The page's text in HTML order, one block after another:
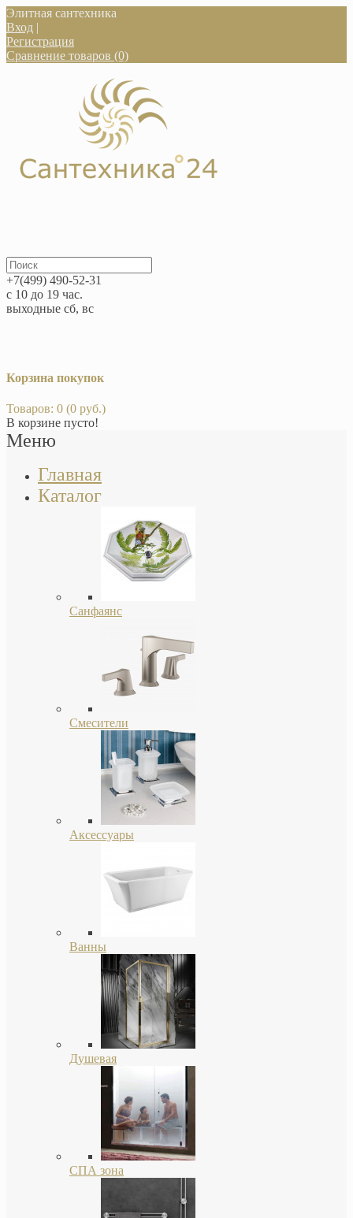
Элитная сантехника
Вход |
Регистрация
Сравнение товаров (0)
+7(499) 490-52-31
с 10 до 19 час.
выходные сб, вс
Корзина покупок
Товаров: 0 (0 руб.)
В корзине пусто!
Меню
Главная
Каталог
Санфаянс
Смесители
Аксессуары
Ванны
Душевая
СПА зона